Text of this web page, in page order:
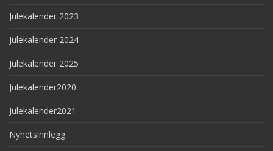
Julekalender 2023
Julekalender 2024
Julekalender 2025
Julekalender2020
Julekalender2021
Nyhetsinnlegg